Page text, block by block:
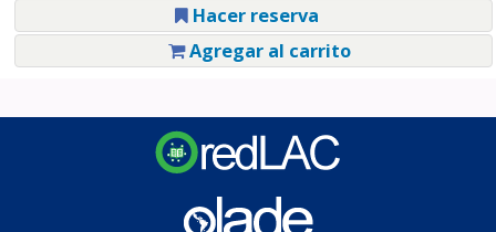
Hacer reserva
Agregar al carrito